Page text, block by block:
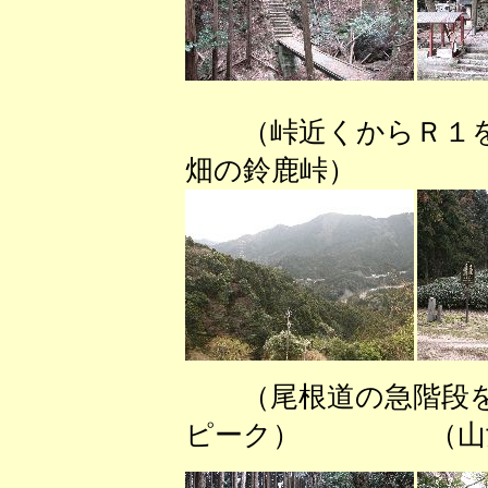
（峠近くか
畑の鈴鹿峠）
（尾根道の急階
ピーク） （山女